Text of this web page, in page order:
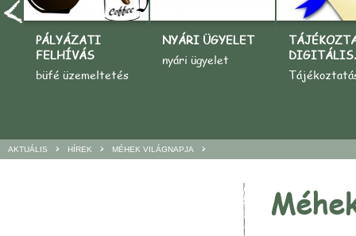
PÁLYÁZATI
FELHÍVÁS
büfé üzemeltetés
NYÁRI ÜGYELET
nyári ügyelet
AKTUÁLIS > HÍREK > MÉHEK VILÁGNAPJA >